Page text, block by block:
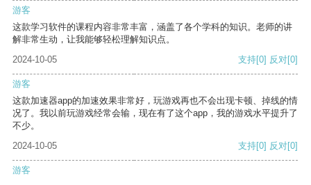
游客
这款学习软件的课程内容非常丰富，涵盖了各个学科的知识。老师的讲
解非常生动，让我能够轻松理解知识点。
2024-10-05
支持[0] 反对[0]
游客
这款加速器app的加速效果非常好，玩游戏再也不会出现卡顿、掉线的情
况了。我以前玩游戏经常会输，现在有了这个app，我的游戏水平提升了
不少。
2024-10-05
支持[0] 反对[0]
游客